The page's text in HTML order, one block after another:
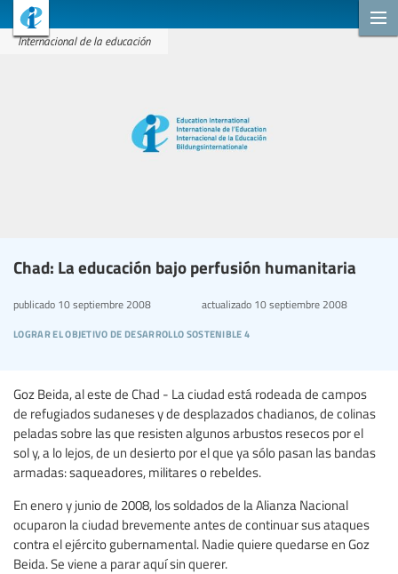
Internacional de la educación
Chad: La educación bajo perfusión humanitaria
lograr el objetivo de desarrollo sostenible 4
publicado 10 septiembre 2008 actualizado10 septiembre 2008
Goz Beida, al este de Chad - La ciudad está rodeada de campos
de refugiados sudaneses y de desplazados chadianos, de colinas
peladas sobre las que resisten algunos arbustos resecos por el
sol y, a lo lejos, de un desierto por el que ya sólo pasan las bandas
armadas: saqueadores, militares o rebeldes.
En enero y junio de 2008, los soldados de la Alianza Nacional
ocuparon la ciudad brevemente antes de continuar sus ataques
contra el ejército gubernamental. Nadie quiere quedarse en Goz
Beida. Se viene a parar aquí sin querer.